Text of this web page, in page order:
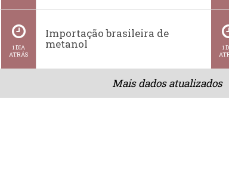
1 DIA
ATRÁS
Importação brasileira de
metanol
1
Mais dados